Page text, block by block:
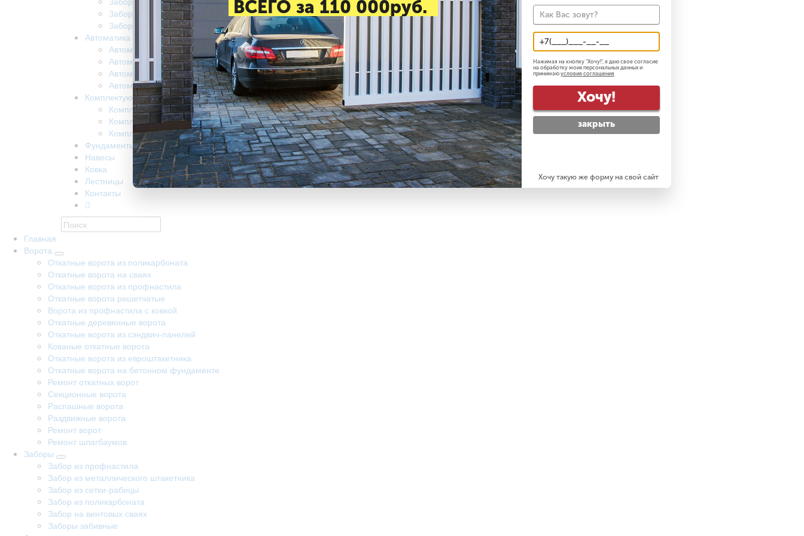
Забор на винтовых сваях
Заборы забивные
Автоматика
Автоматика для ворот came
Автоматика для откатных ворот nice
Автоматика Doorhan
Автоматика R-Tech
Комплектующие
Комплектующие КАВ
Комплектующие Alutech
Комплектующие Ролтэк
Фундаменты
Навесы
Ковка
Лестницы
Контакты
Главная
Ворота
Откатные ворота из поликарбоната
Откатные ворота на сваях
Откатные ворота из профнастила
Откатные ворота решетчатые
Ворота из профнастила с ковкой
Откатные деревянные ворота
Откатные ворота из сэндвич-панелей
Кованые откатные ворота
Откатные ворота из евроштакетника
Откатные ворота на бетонном фундаменте
Ремонт откатных ворот
Секционные ворота
Распашные ворота
Раздвижные ворота
Ремонт ворот
Ремонт шлагбаумов
Заборы
Забор из профнастила
Забор из металлического штакетника
Забор из сетки-рабицы
Забор из поликарбоната
Забор на винтовых сваях
Заборы забивные
ВСЕГО за 110 000руб.
Нажимая на кнопку "Хочу!", я даю свое согласие
на обработку моих персональных данных и
принимаю условия соглашения
Хочу!
закрыть
Хочу такую же форму на свой сайт